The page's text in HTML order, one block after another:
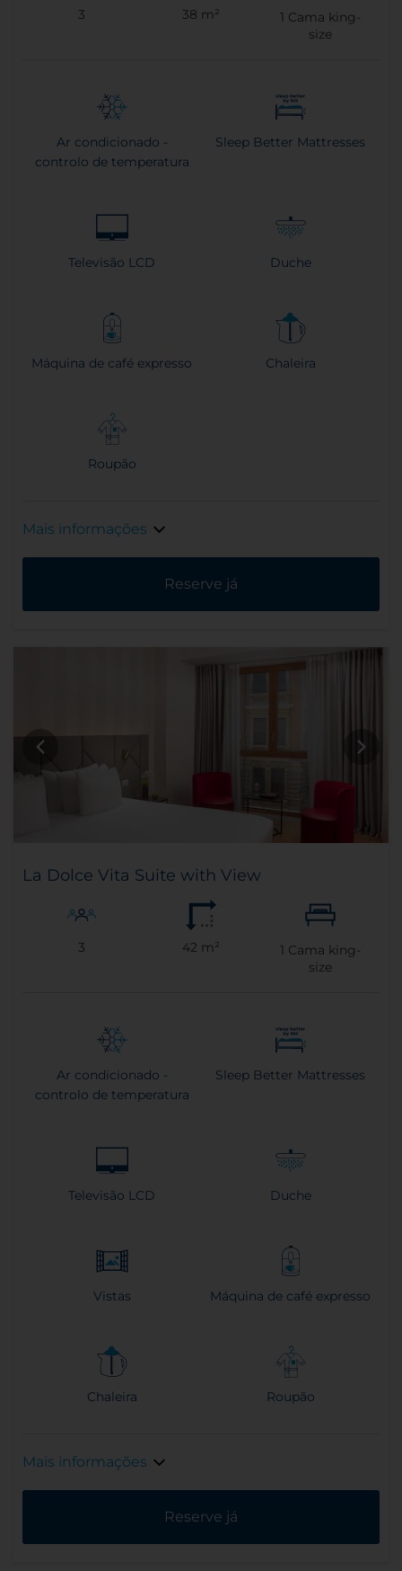
3 38 m² 1 Cama king-
size
Ar condicionado -
controlo de temperatura
Sleep Better Mattresses
Televisão LCD Duche
Máquina de café expresso Chaleira
Roupão
Mais informações
Reserve já
La Dolce Vita Suite with View
3 42 m² 1 Cama king-
size
Ar condicionado -
controlo de temperatura
Sleep Better Mattresses
Televisão LCD Duche
Vistas Máquina de café expresso
Chaleira Roupão
Mais informações
Reserve já